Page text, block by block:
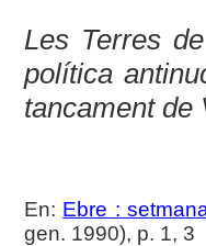
Les Terres
política
tancament de
En: Ebre :
gen. 1990), p. 1, 3